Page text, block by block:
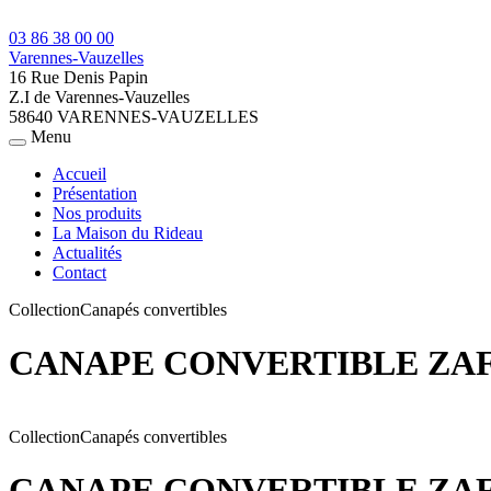
03 86 38 00 00
Varennes-Vauzelles
16 Rue Denis Papin
Z.I de Varennes-Vauzelles
58640 VARENNES-VAUZELLES
Menu
Accueil
Présentation
Nos produits
La Maison du Rideau
Actualités
Contact
CollectionCanapés convertibles
CANAPE CONVERTIBLE
CollectionCanapés convertibles